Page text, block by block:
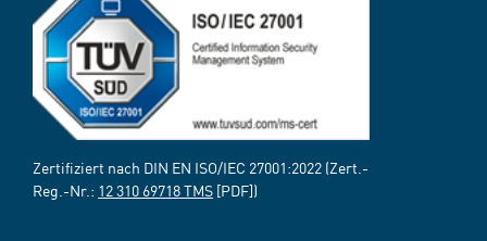
Zertifiziert nach DIN EN ISO/IEC 27001:2022 (Zert.-
Reg.-Nr.: 12 310 69718 TMS [PDF])